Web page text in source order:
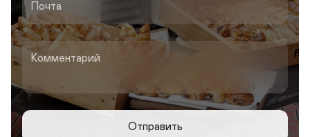
Почта
Комментарий
Отправить